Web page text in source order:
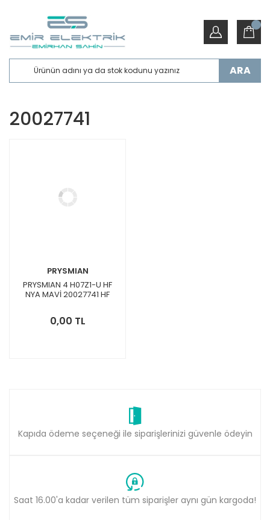
ARA
20027741
PRYSMIAN
PRYSMIAN 4 H07Z1-U HF
NYA MAVİ 20027741 HF
0,00 TL
Kapıda ödeme seçeneği ile siparişlerinizi güvenle ödeyin
Saat 16.00'a kadar verilen tüm siparişler aynı gün kargoda!